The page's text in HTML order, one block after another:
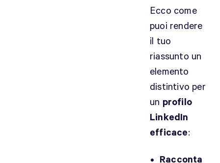
Ecco come
puoi rendere
il tuo
riassunto un
elemento
distintivo per
un profilo
LinkedIn
efficace:
Racconta